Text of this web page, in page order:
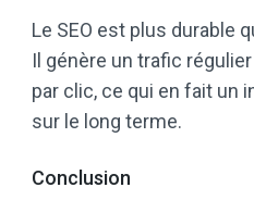
Le SEO est plus durable
Il génère un trafic
par clic, ce qui en fait un
sur le long terme.
Conclusion